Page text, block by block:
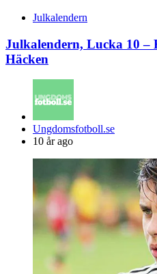
Julkalendern
Julkalendern, Lucka 10 –
Häcken
Posted
by
Ungdomsfotboll.se
10 år ago